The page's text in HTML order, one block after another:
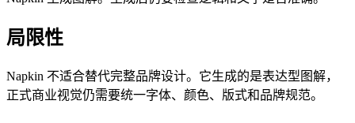
局限性
Napkin 不适合替代完整品牌设计。它生成的是表达型图解，
正式商业视觉仍需要统一字体、颜色、版式和品牌规范。